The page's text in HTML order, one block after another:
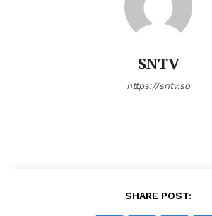
SNTV
https://sntv.so
SHARE POST: